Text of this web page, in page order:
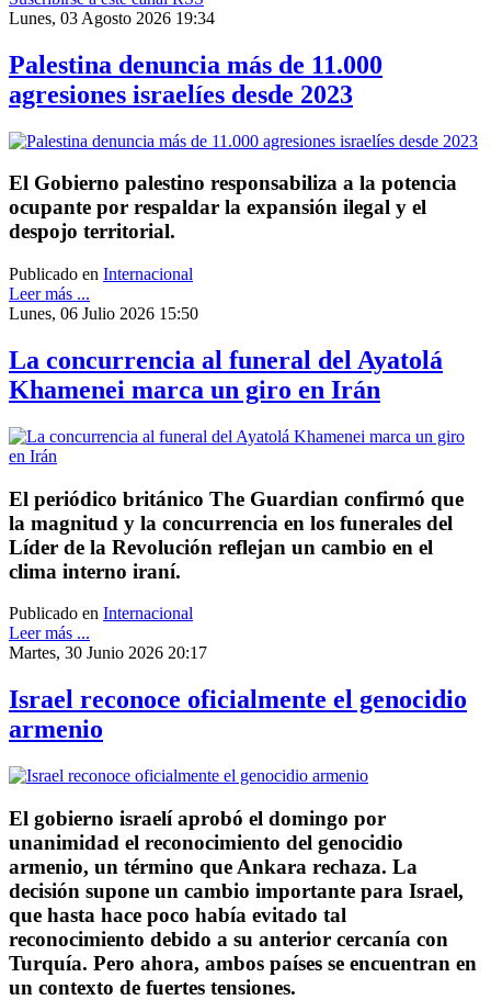
Lunes, 03 Agosto 2026 19:34
Palestina denuncia más de 11.000
agresiones israelíes desde 2023
El Gobierno palestino responsabiliza a la potencia
ocupante por respaldar la expansión ilegal y el
despojo territorial.
Publicado en Internacional
Leer más ...
Lunes, 06 Julio 2026 15:50
La concurrencia al funeral del Ayatolá
Khamenei marca un giro en Irán
El periódico británico The Guardian confirmó que
la magnitud y la concurrencia en los funerales del
Líder de la Revolución reflejan un cambio en el
clima interno iraní.
Publicado en Internacional
Leer más ...
Martes, 30 Junio 2026 20:17
Israel reconoce oficialmente el genocidio
armenio
El gobierno israelí aprobó el domingo por
unanimidad el reconocimiento del genocidio
armenio, un término que Ankara rechaza. La
decisión supone un cambio importante para Israel,
que hasta hace poco había evitado tal
reconocimiento debido a su anterior cercanía con
Turquía. Pero ahora, ambos países se encuentran en
un contexto de fuertes tensiones.